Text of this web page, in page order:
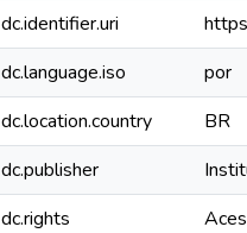
dc.identifier.uri
dc.language.iso
por
dc.location.country
BR
dc.publisher
dc.rights